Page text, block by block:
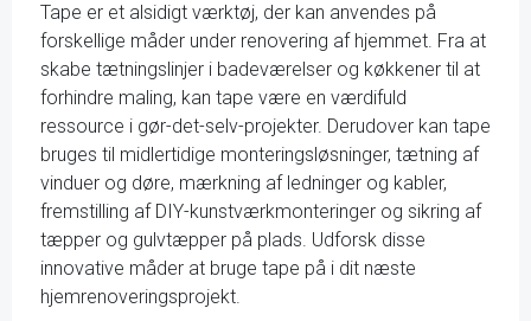
Tape er et alsidigt værktøj, der kan anvendes på
forskellige måder under renovering af hjemmet. Fra at
skabe tætningslinjer i badeværelser og køkkener til at
forhindre maling, kan tape være en værdifuld
ressource i gør-det-selv-projekter. Derudover kan tape
bruges til midlertidige monteringsløsninger, tætning af
vinduer og døre, mærkning af ledninger og kabler,
fremstilling af DIY-kunstværkmonteringer og sikring af
tæpper og gulvtæpper på plads. Udforsk disse
innovative måder at bruge tape på i dit næste
hjemrenoveringsprojekt.